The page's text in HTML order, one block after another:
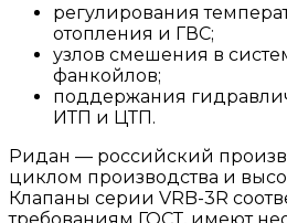
регулирования
отопления и ГВС;
узлов смешения в
фанкойлов;
поддержания
ИТП и ЦТП.
Ридан — российский
циклом производства и
Клапаны серии VRB-3R
требованиям ГОСТ, имеют